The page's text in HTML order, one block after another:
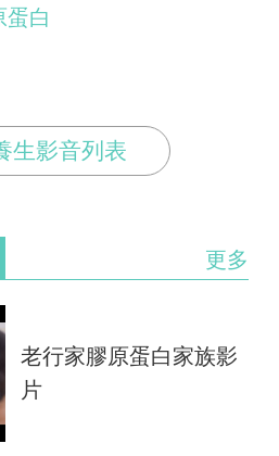
蛋白
生影音列表
更多
老行家膠原蛋白家族影
片